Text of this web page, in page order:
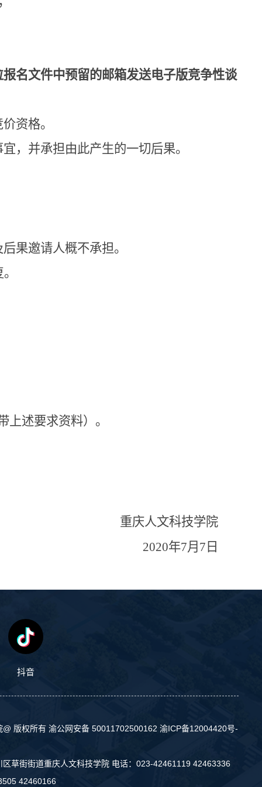
名文件中预留的邮箱发送电子版竞争性谈
资格。
，并承担由此产生的一切后果。
果邀请人概不承担。
上述要求资料）。
重庆人文科技学院
2020年7月 7 日
抖音
@ 版权所有 渝公网安备 50011702500162 渝ICP备12004420号-
区草街街道重庆人文科技学院 电话：023-42461119 42463336
42460166